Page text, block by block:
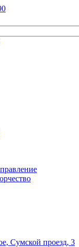
Сумской проезд, 3